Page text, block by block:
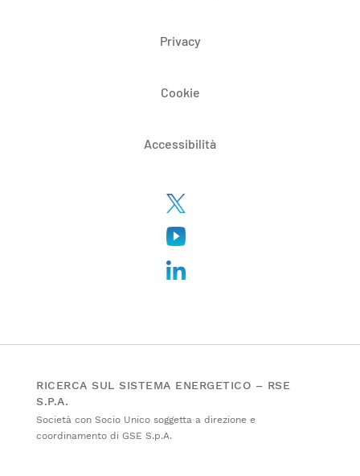
Privacy
Cookie
Accessibilità
RICERCA SUL SISTEMA ENERGETICO – RSE
S.P.A.
Società con Socio Unico soggetta a direzione e
coordinamento di GSE S.p.A.